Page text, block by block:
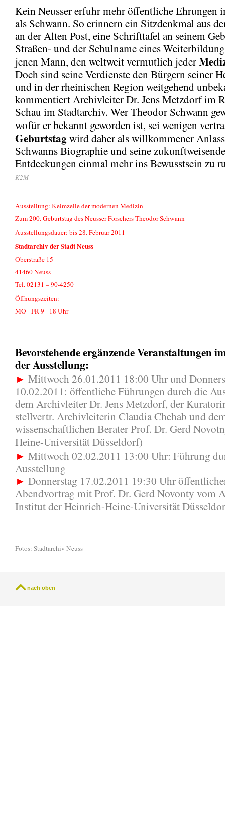
Kein Neusser erfuhr mehr öffentliche Ehrungen
als Schwann. So erinnern ein Sitzdenkmal aus
an der Alten Post, eine Schrifttafel an seinem
Straßen- und der Schulname eines
jenen Mann, den weltweit vermutlich jeder
Doch sind seine Verdienste den Bürgern seiner
und in der rheinischen Region weitgehend
kommentiert Archivleiter Dr. Jens Metzdorf im
Schau im Stadtarchiv. Wer Theodor Schwann
wofür er bekannt geworden ist, sei wenigen
Geburtstagwird daher als willkommener Anlass
Schwanns Biographie und seine
Entdeckungen einmal mehr ins Bewusstsein zu
K2M
Ausstellung: Keimzelle der modernen Medizin –
Zum 200. Geburtstag des Neusser Forschers Theodor Schwann
Ausstellungsdauer: bis 28. Februar 2011
Stadtarchiv der Stadt Neuss
Oberstraße 15
41460 Neuss
Tel. 02131 – 90-4250
Öffnungszeiten:
MO - FR 9 - 18 Uhr
Bevorstehende ergänzende Veranstaltungen
der Ausstellung:
► Mittwoch 26.01.2011 18:00 Uhr und
10.02.2011: öffentliche Führungen durch die
dem Archivleiter Dr. Jens Metzdorf, der
stellvertr. Archivleiterin Claudia Chehab und
wissenschaftlichen Berater Prof. Dr. Gerd
Heine-Universität Düsseldorf)
► Mittwoch 02.02.2011 13:00 Uhr: Führung
Ausstellung
► Donnerstag 17.02.2011 19:30 Uhr
Abendvortrag mit Prof. Dr. Gerd Novonty vom
Institut der Heinrich-Heine-Universität
Fotos: Stadtarchiv Neuss
nach oben